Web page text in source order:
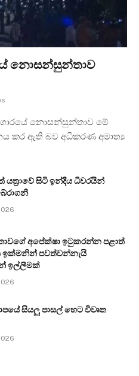
නොසන්සුන්තාව
නොසන්සුන්තාව මේ
කර ඇති බව අධිකරණ අමාත්‍ය
යත්‍රාවේ සිටි ඉන්දීය ධීවරයින්
අපේක්ෂා ඉටුකරන්න පළාත්
ඉක්මනින් පවත්වන්නැයි
ඉල්ලීමක්
සියලු පාසල් හෙට විවෘත